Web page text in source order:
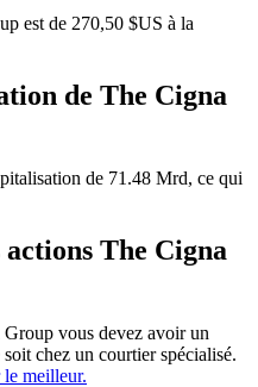
est de 270,50 $US à la
de The Cigna
de 71.48 Mrd, ce qui
The Cigna
vous devez avoir un
chez un courtier spécialisé.
meilleur.